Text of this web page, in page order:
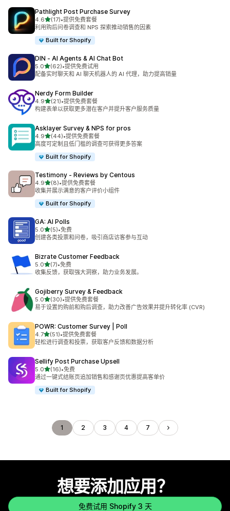
Pathlight Post Purchase Survey
4.6星（满分 5 星）
(17)
总共 17 条评论
•提供免费套餐
利用购后问卷调查和 NPS 探索推动销售的因素
Built for Shopify
DIN ‑ AI Agents & AI Chat Bot
5.0星（满分 5 星）
(62)
总共 62 条评论
•提供免费试用
配备实时聊天和 AI 聊天机器人的 AI 代理，助力提高销量
Nerdy Form Builder
4.9星（满分 5 星）
(21)
总共 21 条评论
•提供免费套餐
构建表单以获取更多潜在客户并提升客户服务质量
Asklayer Survey & NPS for pros
4.9星（满分 5 星）
(44)
总共 44 条评论
•提供免费套餐
高度可定制且低门槛的调查可获得更多答案
Built for Shopify
Testimony ‑ Reviews by Centous
4.9星（满分 5 星）
(8)
总共 8 条评论
•提供免费套餐
收集并展示满意的客户评价小组件
Built for Shopify
GA: AI Polls
5.0星（满分 5 星）
(5)
总共 5 条评论
•免费
创建各类投票和问卷，吸引商店访客参与互动
Bizrate Customer Feedback
5.0星（满分 5 星）
(7)
总共 7 条评论
•免费
收集反馈，获取强大洞察，助力业务发展。
Gojiberry Survey & Feedback
5.0星（满分 5 星）
(30)
总共 30 条评论
•提供免费套餐
易于设置的购前和购后调查，助力改善广告效果并提升转化率 (CVR)
POWR: Customer Survey | Poll
4.7星（满分 5 星）
(51)
总共 51 条评论
•提供免费套餐
轻松进行调查和投票，获取客户反馈和数据分析
Sellify Post Purchase Upsell
5.0星（满分 5 星）
(16)
总共 16 条评论
•免费
通过一键式结账页追加销售和感谢页优惠提高客单价
Built for Shopify
1 2 3 4 7
想要添加应用？
免费试用 Shopify 3 天